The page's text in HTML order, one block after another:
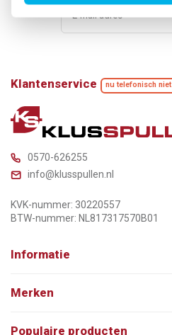
Klantenservice nu telefonisch
0570-626255
info@klusspullen.nl
KVK-nummer: 30220557
BTW-nummer: NL817317570B01
Informatie
Merken
Populaire producten